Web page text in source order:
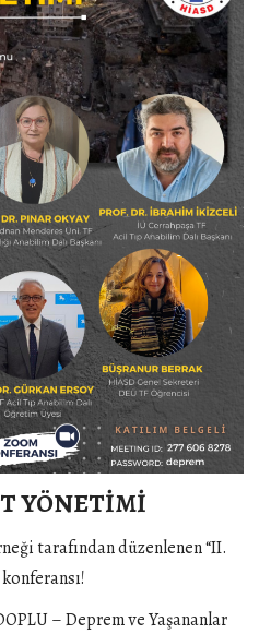
YÖNETİMİ
tarafından düzenlenen “II.
– Deprem ve Yaşananlar